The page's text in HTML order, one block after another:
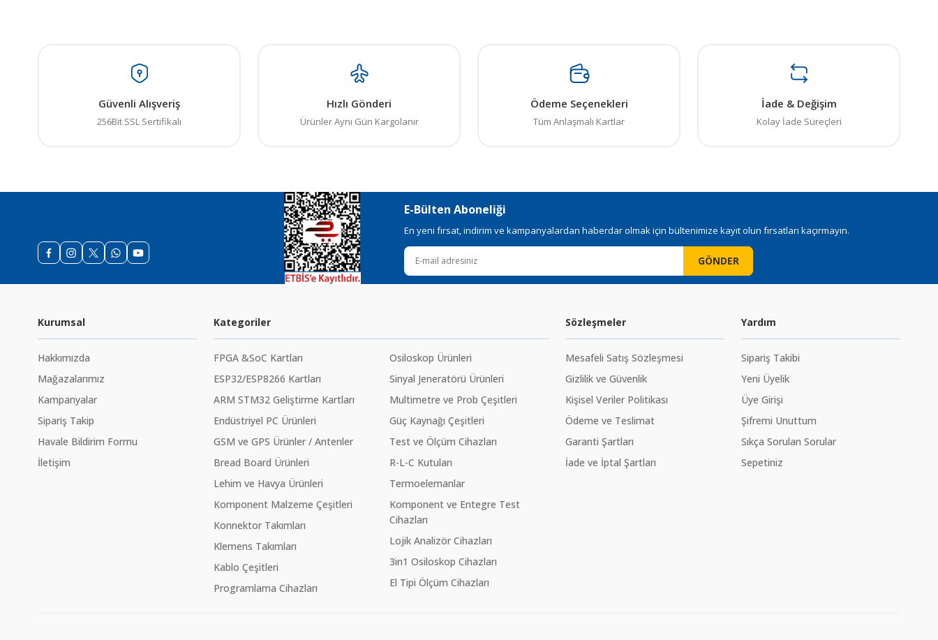
Gönder
Güvenli Alışveriş
256Bit SSL Sertifikalı
Hızlı Gönderi
Ürünler Aynı Gün Kargolanır
Ödeme Seçenekleri
Tüm Anlaşmalı Kartlar
İade & Değişim
Kolay İade Süreçleri
E-Bülten Aboneliği
En yeni fırsat, indirim ve kampanyalardan haberdar olmak için bültenimize kayıt olun fırsatları kaçırmayın.
GÖNDER
Kurumsal
Hakkımızda
Mağazalarımız
Kampanyalar
Sipariş Takip
Havale Bildirim Formu
İletişim
Kategoriler
FPGA &SoC Kartları
ESP32/ESP8266 Kartları
ARM STM32 Geliştirme Kartları
Endüstriyel PC Ürünleri
GSM ve GPS Ürünler / Antenler
Bread Board Ürünleri
Lehim ve Havya Ürünleri
Komponent Malzeme Çeşitleri
Konnektor Takımları
Klemens Takımları
Kablo Çeşitleri
Programlama Cihazları
Osiloskop Ürünleri
Sinyal Jeneratörü Ürünleri
Multimetre ve Prob Çeşitleri
Güç Kaynağı Çeşitleri
Test ve Ölçüm Cihazları
R-L-C Kutuları
Termoelemanlar
Komponent ve Entegre Test
Cihazları
Lojik Analizör Cihazları
3in1 Osiloskop Cihazları
El Tipi Ölçüm Cihazları
Sözleşmeler
Mesafeli Satış Sözleşmesi
Gizlilik ve Güvenlik
Kişisel Veriler Politikası
Ödeme ve Teslimat
Garanti Şartları
İade ve İptal Şartları
Yardım
Sipariş Takibi
Yeni Üyelik
Üye Girişi
Şifremi Unuttum
Sıkça Sorulan Sorular
Sepetiniz